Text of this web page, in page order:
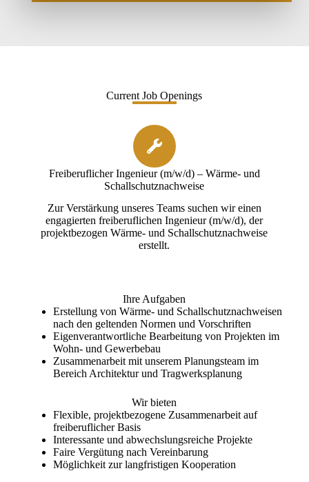
Current Job Openings
Freiberuflicher Ingenieur (m/w/d) – Wärme- und
Schallschutznachweise
Zur Verstärkung unseres Teams suchen wir einen
engagierten freiberuflichen Ingenieur (m/w/d), der
projektbezogen Wärme- und Schallschutznachweise
erstellt.
Ihre Aufgaben
Erstellung von Wärme- und Schallschutznachweisen
nach den geltenden Normen und Vorschriften
Eigenverantwortliche Bearbeitung von Projekten im
Wohn- und Gewerbebau
Zusammenarbeit mit unserem Planungsteam im
Bereich Architektur und Tragwerksplanung
Wir bieten
Flexible, projektbezogene Zusammenarbeit auf
freiberuflicher Basis
Interessante und abwechslungsreiche Projekte
Faire Vergütung nach Vereinbarung
Möglichkeit zur langfristigen Kooperation